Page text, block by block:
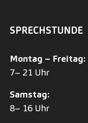
SPRECHSTUNDE
Montag – Freitag:
7– 21 Uhr
Samstag:
8– 16 Uhr